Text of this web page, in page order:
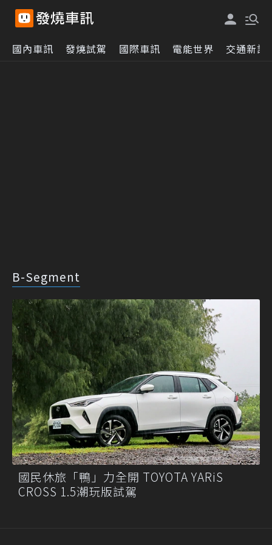
國內車訊 發燒試駕 國際車訊 電能世界 交通新訊
B-Segment
國民休旅「鴨」力全開 TOYOTA YARiS
CROSS 1.5潮玩版試駕